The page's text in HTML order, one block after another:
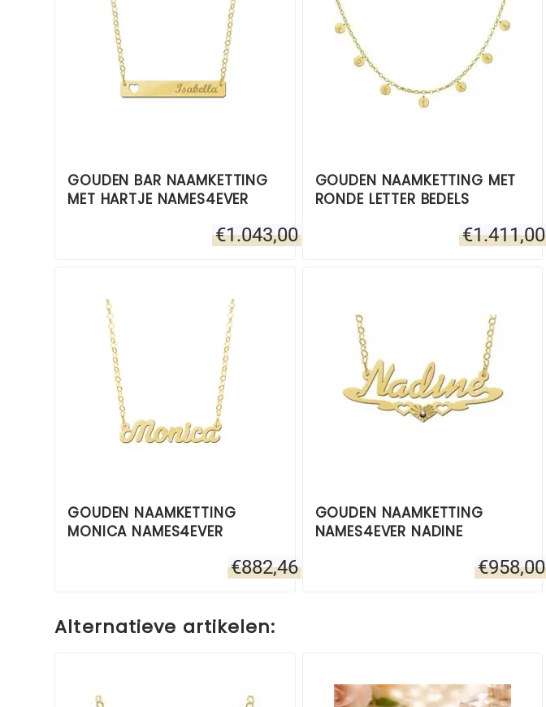
GOUDEN BAR NAAMKETTING
MET HARTJE NAMES4EVER
€1.043,00
GOUDEN NAAMKETTING MET
RONDE LETTER BEDELS
€1.411,00
GOUDEN NAAMKETTING
MONICA NAMES4EVER
€882,46
GOUDEN NAAMKETTING
NAMES4EVER NADINE
€958,00
Alternatieve artikelen: